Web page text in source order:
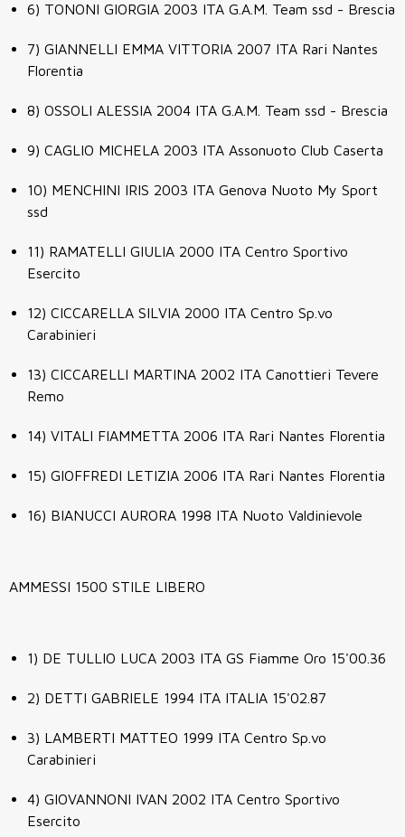
6) TONONI GIORGIA 2003 ITA G.A.M. Team ssd - Brescia
7) GIANNELLI EMMA VITTORIA 2007 ITA Rari Nantes
Florentia
8) OSSOLI ALESSIA 2004 ITA G.A.M. Team ssd - Brescia
9) CAGLIO MICHELA 2003 ITA Assonuoto Club Caserta
10) MENCHINI IRIS 2003 ITA Genova Nuoto My Sport
ssd
11) RAMATELLI GIULIA 2000 ITA Centro Sportivo
Esercito
12) CICCARELLA SILVIA 2000 ITA Centro Sp.vo
Carabinieri
13) CICCARELLI MARTINA 2002 ITA Canottieri Tevere
Remo
14) VITALI FIAMMETTA 2006 ITA Rari Nantes Florentia
15) GIOFFREDI LETIZIA 2006 ITA Rari Nantes Florentia
16) BIANUCCI AURORA 1998 ITA Nuoto Valdinievole
AMMESSI 1500 STILE LIBERO
1) DE TULLIO LUCA 2003 ITA GS Fiamme Oro 15'00.36
2) DETTI GABRIELE 1994 ITA ITALIA 15'02.87
3) LAMBERTI MATTEO 1999 ITA Centro Sp.vo
Carabinieri
4) GIOVANNONI IVAN 2002 ITA Centro Sportivo
Esercito